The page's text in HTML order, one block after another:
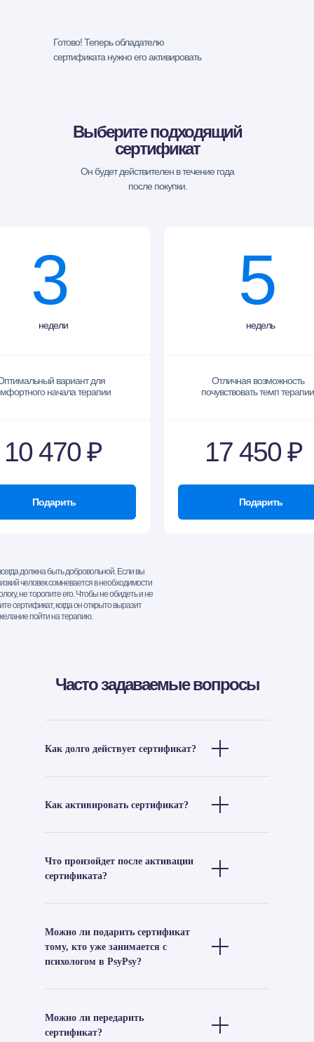
Готово! Теперь обладателю
сертификата нужно его активировать
Выберите подходящий
сертификат
Он будет действителен в течение года
после покупки.
3
вариант для
начала терапии
10 470 ₽
Подарить
недели
5
Отличная возможность
почувствовать темп терапии
17 450 ₽
Подарить
недель
должна быть добровольной. Если вы
человек сомневается в необходимости
не торопите его. Чтобы не обидеть и не
сертификат, когда он открыто выразит
пойти на терапию.
Часто задаваемые вопросы
Как долго действует сертификат?
Как активировать сертификат?
Что произойдет после активации
сертификата?
Можно ли подарить сертификат
тому, кто уже занимается с
психологом в PsyPsy?
Можно ли передарить
сертификат?